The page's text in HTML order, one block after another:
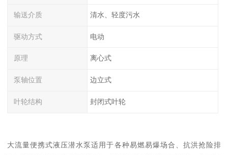
输送介质 清水、轻度污水
驱动方式 电动
原理 离心式
泵轴位置 边立式
叶轮结构 封闭式叶轮
大流量便携式液压潜水泵适用于各种易燃易爆场合、抗洪抢险排